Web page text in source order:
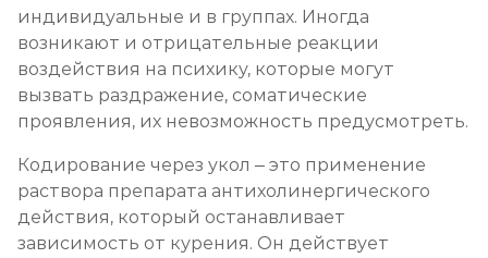
индивидуальные и в группах. Иногда
возникают и отрицательные реакции
воздействия на психику, которые могут
вызвать раздражение, соматические
проявления, их невозможность предусмотреть.
Кодирование через укол – это применение
раствора препарата антихолинергического
действия, который останавливает
зависимость от курения. Он действует